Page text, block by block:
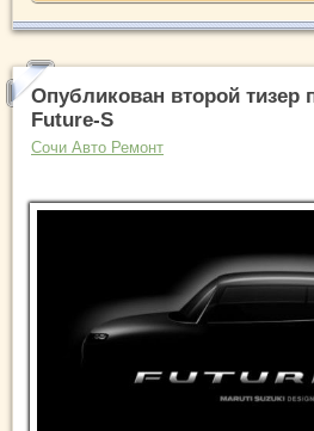
Опубликован второй тизер
Future-S
Сочи Авто Ремонт